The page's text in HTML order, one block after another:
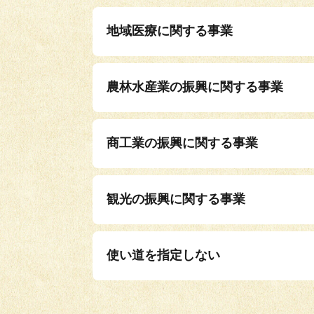
地域医療に関する事業
農林水産業の振興に関する事業
商工業の振興に関する事業
観光の振興に関する事業
使い道を指定しない